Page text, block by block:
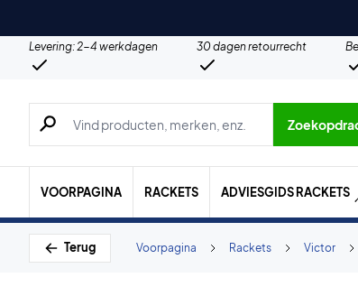
Levering: 2-4 werkdagen 30 dagen retourrecht
Zoeken naar producten, merken etc.
VOORPAGINA RACKETS ADVIESGIDS RACKETS
Terug Victor
Rackets
Voorpagina